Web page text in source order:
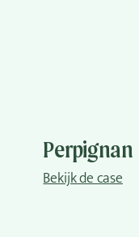
Perpignan
Bekijk de case